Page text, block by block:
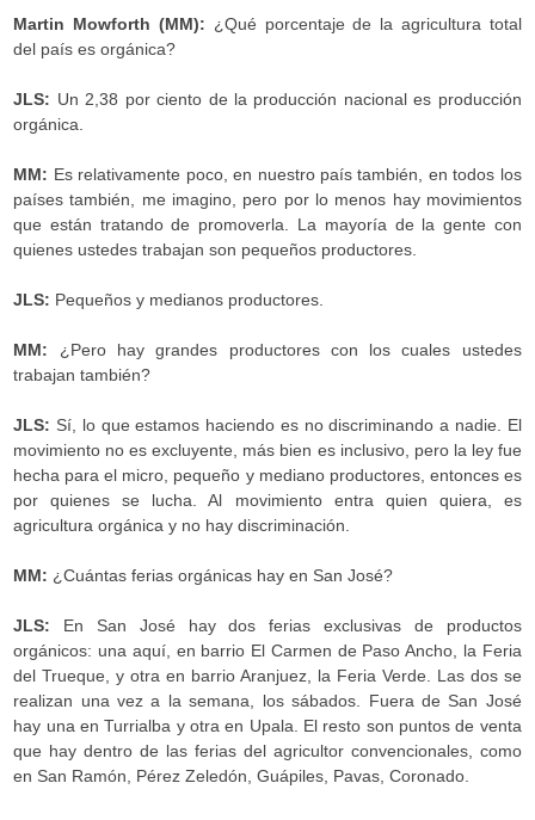
Martin Mowforth (MM): ¿Qué porcentaje de la agricultura total
del país es orgánica?
JLS: Un 2,38 por ciento de la producción nacional es producción
orgánica.
MM: Es relativamente poco, en nuestro país también, en todos los
países también, me imagino, pero por lo menos hay movimientos
que están tratando de promoverla. La mayoría de la gente con
quienes ustedes trabajan son pequeños productores.
JLS: Pequeños y medianos productores.
MM: ¿Pero hay grandes productores con los cuales ustedes
trabajan también?
JLS: Sí, lo que estamos haciendo es no discriminando a nadie. El
movimiento no es excluyente, más bien es inclusivo, pero la ley fue
hecha para el micro, pequeño y mediano productores, entonces es
por quienes se lucha. Al movimiento entra quien quiera, es
agricultura orgánica y no hay discriminación.
MM: ¿Cuántas ferias orgánicas hay en San José?
JLS: En San José hay dos ferias exclusivas de productos
orgánicos: una aquí, en barrio El Carmen de Paso Ancho, la Feria
del Trueque, y otra en barrio Aranjuez, la Feria Verde. Las dos se
realizan una vez a la semana, los sábados. Fuera de San José
hay una en Turrialba y otra en Upala. El resto son puntos de venta
que hay dentro de las ferias del agricultor convencionales, como
en San Ramón, Pérez Zeledón, Guápiles, Pavas, Coronado.